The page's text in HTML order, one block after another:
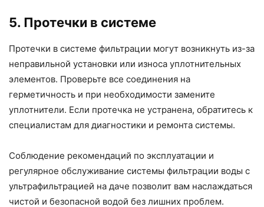
5. Протечки в системе
Протечки в системе фильтрации могут возникнуть из-за
неправильной установки или износа уплотнительных
элементов. Проверьте все соединения на
герметичность и при необходимости замените
уплотнители. Если протечка не устранена, обратитесь к
специалистам для диагностики и ремонта системы.
Соблюдение рекомендаций по эксплуатации и
регулярное обслуживание системы фильтрации воды с
ультрафильтрацией на даче позволит вам наслаждаться
чистой и безопасной водой без лишних проблем.